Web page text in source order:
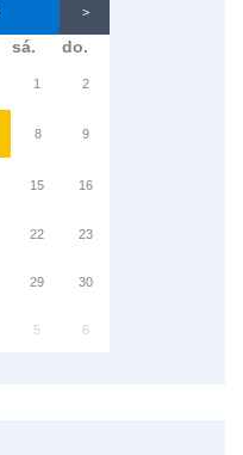
>
sá. do.
1 2
8 9
15 16
22 23
29 30
5 6